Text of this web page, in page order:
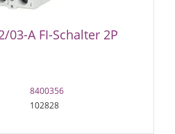
03-A FI-Schalter 2P
8400356
102828